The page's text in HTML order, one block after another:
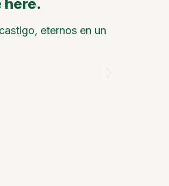
here.
eternos en un